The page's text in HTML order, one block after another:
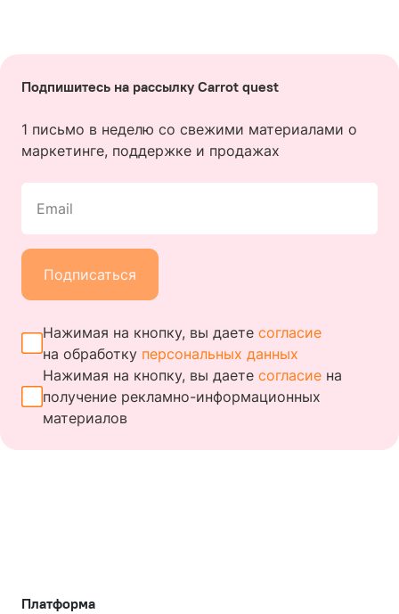
Подпишитесь на рассылку Carrot quest
1 письмо в неделю со свежими материалами о
маркетинге, поддержке и продажах
Email
Подписаться
Нажимая на кнопку, вы даете согласие
на обработку персональных данных
Нажимая на кнопку, вы даете согласие на
получение рекламно-информационных
материалов
Платформа